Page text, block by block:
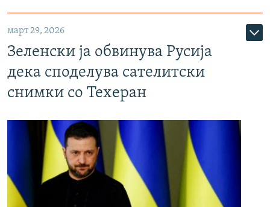
март 29, 2026
Зеленски ја обвинува Русија
дека споделува сателитски
снимки со Техеран